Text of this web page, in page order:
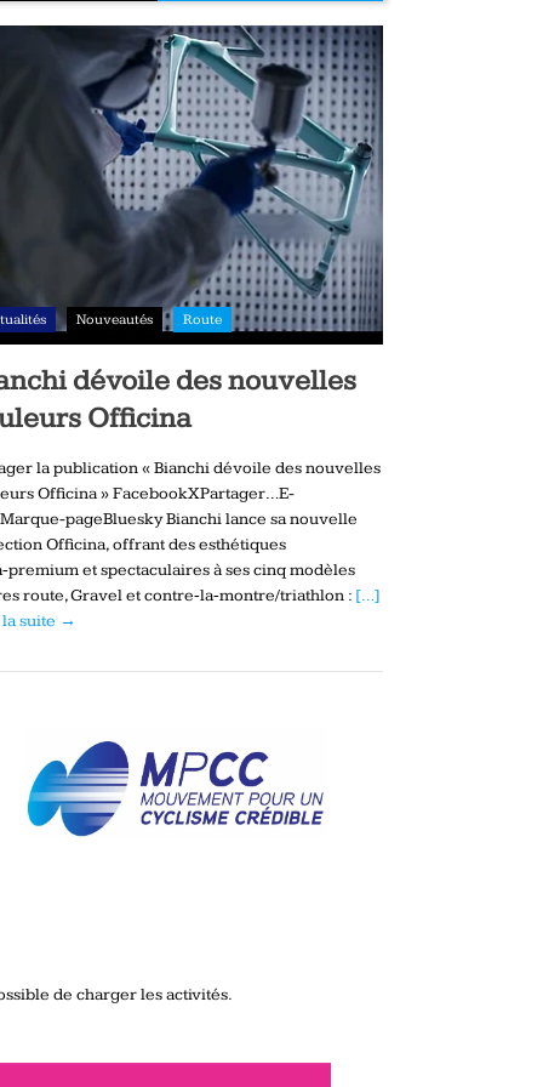
Nouveautés Route
dévoile des nouvelles
Officina
la publication « Bianchi dévoile des nouvelles
Officina » FacebookXPartager…E-
pageBluesky Bianchi lance sa nouvelle
Officina, offrant des esthétiques
et spectaculaires à ses cinq modèles
route, Gravel et contre‑la‑montre/triathlon : […]
suite →
de charger les activités.